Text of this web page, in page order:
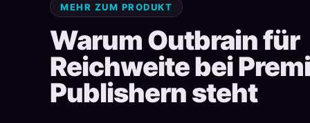
MEHR ZUM PRODUKT
Warum Outbrain für
Reichweite bei
Publishern steht